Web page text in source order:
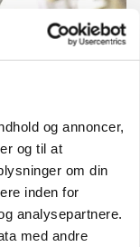
og annoncer,
og til at
om din
inden for
analysepartnere.
med andre
nyt